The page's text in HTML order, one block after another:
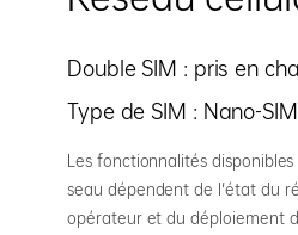
Double SIM : pris en
Type de SIM : Nano-SIM
Les fonctionnalités
seau dépendent de l'état du
opérateur et du déploiement